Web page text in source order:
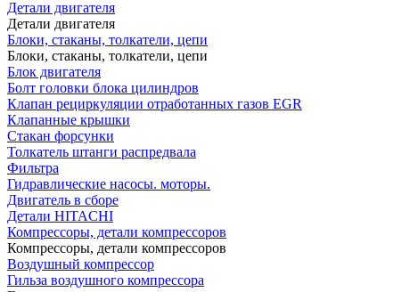
Детали двигателя
Детали двигателя
Блоки, стаканы, толкатели, цепи
Блоки, стаканы, толкатели, цепи
Блок двигателя
Болт головки блока цилиндров
Клапан рециркуляции отработанных газов EGR
Клапанные крышки
Стакан форсунки
Толкатель штанги распредвала
Фильтра
Гидравлические насосы. моторы.
Двигатель в сборе
Детали HITACHI
Компрессоры, детали компрессоров
Компрессоры, детали компрессоров
Воздушный компрессор
Гильза воздушного компрессора